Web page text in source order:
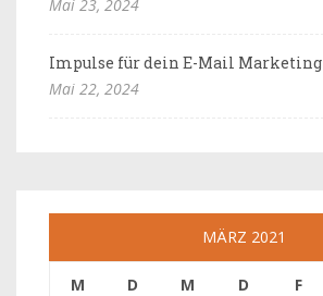
Mai 23, 2024
Impulse für dein E-Mail Marketing
Mai 22, 2024
MÄRZ 2021
M D M D F